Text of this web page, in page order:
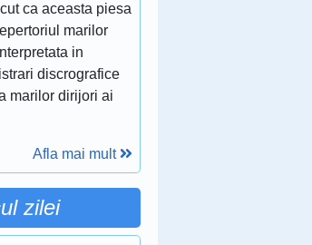
ca aceasta piesa
marilor
in
discrografice
marilor dirijori ai
Afla mai mult
zilei